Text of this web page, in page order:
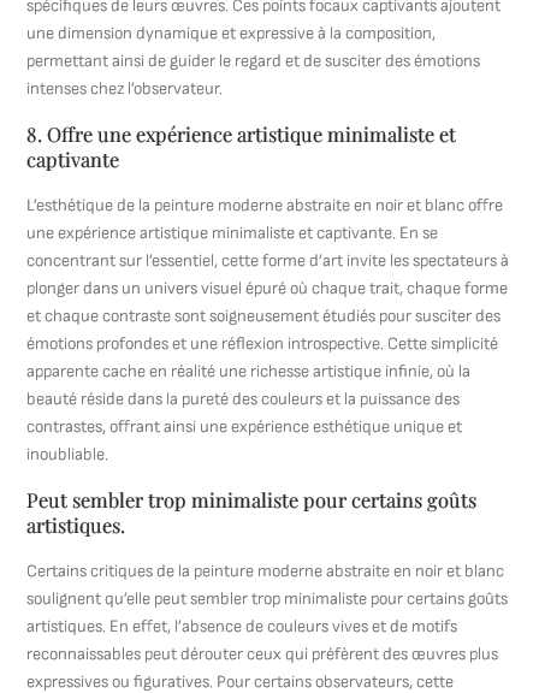
spécifiques de leurs œuvres. Ces points focaux captivants ajoutent
une dimension dynamique et expressive à la composition,
permettant ainsi de guider le regard et de susciter des émotions
intenses chez l’observateur.
8. Offre une expérience artistique minimaliste et
captivante
L’esthétique de la peinture moderne abstraite en noir et blanc offre
une expérience artistique minimaliste et captivante. En se
concentrant sur l’essentiel, cette forme d’art invite les spectateurs à
plonger dans un univers visuel épuré où chaque trait, chaque forme
et chaque contraste sont soigneusement étudiés pour susciter des
émotions profondes et une réflexion introspective. Cette simplicité
apparente cache en réalité une richesse artistique infinie, où la
beauté réside dans la pureté des couleurs et la puissance des
contrastes, offrant ainsi une expérience esthétique unique et
inoubliable.
Peut sembler trop minimaliste pour certains goûts
artistiques.
Certains critiques de la peinture moderne abstraite en noir et blanc
soulignent qu’elle peut sembler trop minimaliste pour certains goûts
artistiques. En effet, l’absence de couleurs vives et de motifs
reconnaissables peut dérouter ceux qui préfèrent des œuvres plus
expressives ou figuratives. Pour certains observateurs, cette